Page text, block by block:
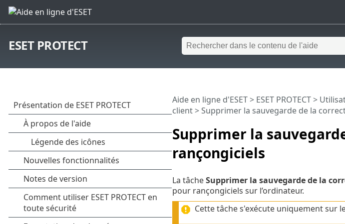
ESET PROTECT
Supprimer la
rançongiciels
Aide en ligne d'ESET> ESET PROTECT>
client> Supprimer la sauvegarde de la
La tâcheSupprimer la sauvegarde de la
pour rançongiciels sur l’ordinateur.
Cette tâche s'exécute uniquement sur